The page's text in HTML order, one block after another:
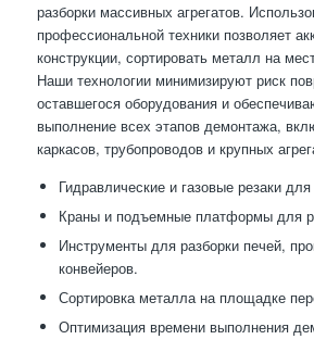
разборки массивных агрегатов.
профессиональной техники позволяет
конструкции, сортировать металл на
Наши технологии минимизируют риск
оставшегося оборудования и
выполнение всех этапов демонтажа,
каркасов, трубопроводов и крупных
Гидравлические и газовые резаки
Краны и подъемные платформы для
Инструменты для разборки печей,
конвейеров.
Сортировка металла на площадке
Оптимизация времени выполнения